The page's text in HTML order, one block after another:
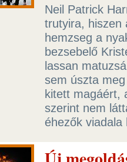
Neil Patrick
trutyira, hiszen
hemzseg a
bezsebelő
lassan
sem úszta
kitett magáért,
szerint nem
éhezők